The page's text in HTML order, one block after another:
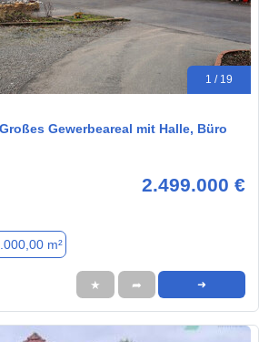
1 / 19
Gewerbeareal mit Halle, Büro
2.499.000 €
m²
★ ➦ ➜